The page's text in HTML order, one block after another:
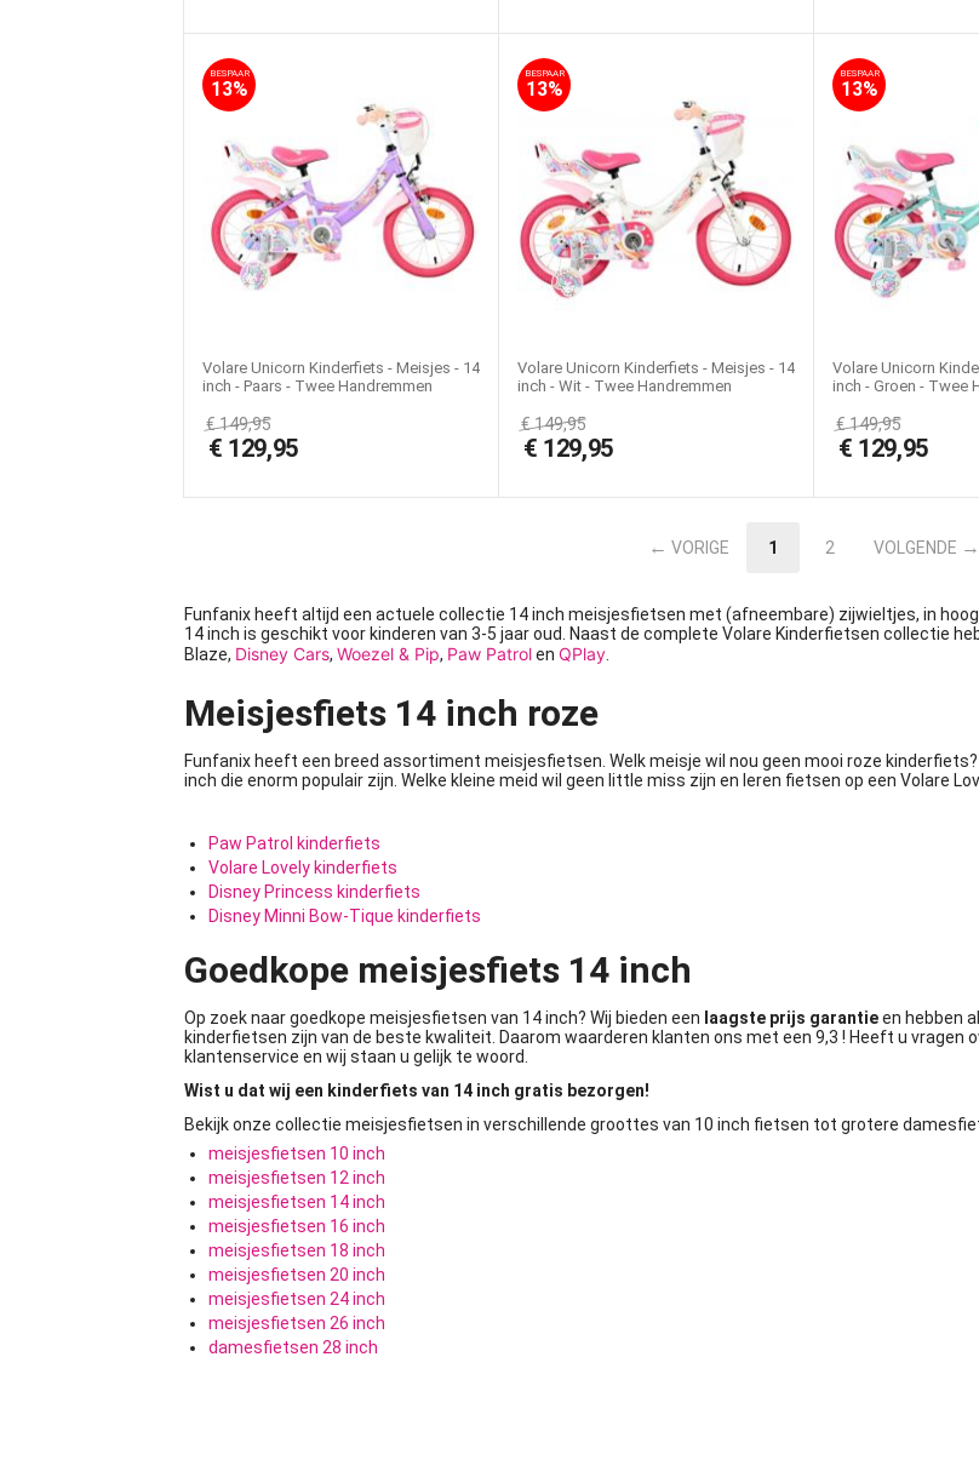
BESPAAR
13%
Volare Unicorn Kinderfiets - Meisjes - 14
inch - Paars - Twee Handremmen
€149,95
€ 129,95
BESPAAR
13%
Volare Unicorn Kinderfiets - Meisjes - 14
inch - Wit - Twee Handremmen
€149,95
€ 129,95
BESPAAR
13%
Volare Unicorn
inch - Groen - Twee
€149,95
€ 129,95
VORIGE 1 2 VOLGENDE
Funfanix heeft altijd een actuele collectie 14 inch meisjesfietsen met (afneembare) zijwieltjes, in
14 inch is geschikt voor kinderen van 3-5 jaar oud. Naast de complete Volare Kinderfietsen collectie
Blaze, Disney Cars, Woezel & Pip, Paw Patrolen QPlay
Meisjesfiets 14 inch roze
Funfanix heeft een breed assortiment meisjesfietsen. Welk meisje wil nou geen mooi roze
inch die enorm populair zijn. Welke kleine meid wil geen little miss zijn en leren fietsen op een Volare
Paw Patrol kinderfiets
Volare Lovely kinderfiets
Disney Princess kinderfiets
Disney Minni Bow-Tique kinderfiets
Goedkope meisjesfiets 14 inch
Op zoek naar goedkope meisjesfietsen van 14 inch? Wij bieden een laagste prijs garantieen hebben
kinderfietsen zijn van de beste kwaliteit. Daarom waarderen klanten ons met een 9,3 ! Heeft u
klantenservice en wij staan u gelijk te woord.
Wist u dat wij een kinderfiets van 14 inch gratis bezorgen!
Bekijk onze collectie meisjesfietsen in verschillende groottes van 10 inch fietsen tot grotere
meisjesfietsen 10 inch
meisjesfietsen 12 inch
meisjesfietsen 14 inch
meisjesfietsen 16 inch
meisjesfietsen 18 inch
meisjesfietsen 20 inch
meisjesfietsen 24 inch
meisjesfietsen 26 inch
damesfietsen 28 inch